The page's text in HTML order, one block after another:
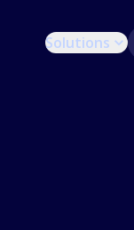
Solutions